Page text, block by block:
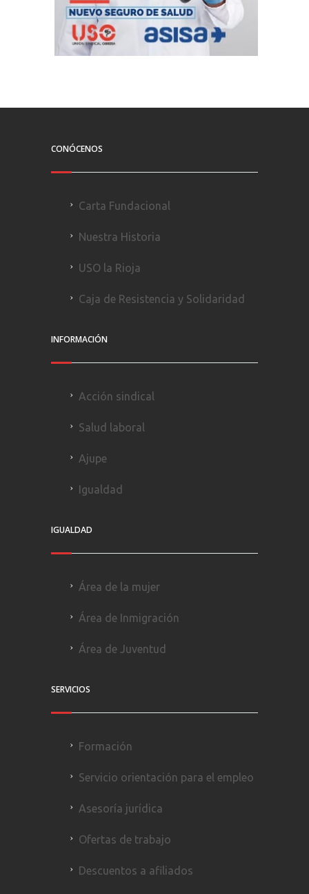
CONÓCENOS
Carta Fundacional
Nuestra Historia
USO la Rioja
Caja de Resistencia y Solidaridad
INFORMACIÓN
Acción sindical
Salud laboral
Ajupe
Igualdad
IGUALDAD
Área de la mujer
Área de Inmigración
Área de Juventud
SERVICIOS
Formación
Servicio orientación para el empleo
Asesoría jurídica
Ofertas de trabajo
Descuentos a afiliados